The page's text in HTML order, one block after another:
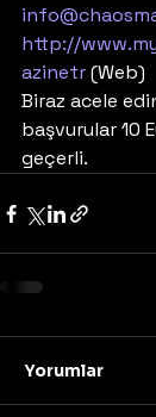
http://
azinetr (Web)
Biraz acele
başvurular 10
geçerli.
Yorumlar